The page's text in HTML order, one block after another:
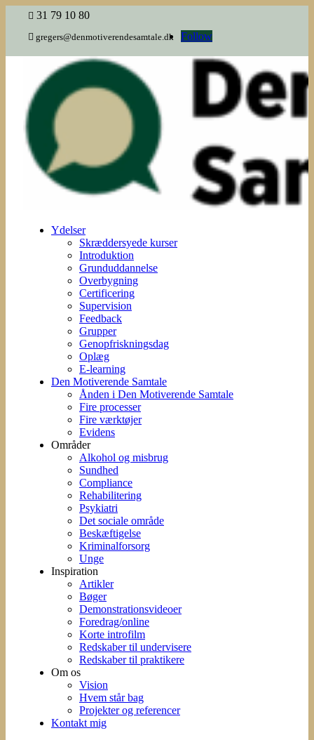
 31 79 10 80
 gregers@denmotiverendesamtale.dk Follow
Ydelser
Skræddersyede kurser
Introduktion
Grunduddannelse
Overbygning
Certificering
Supervision
Feedback
Grupper
Genopfriskningsdag
Oplæg
E-learning
Den Motiverende Samtale
Ånden i Den Motiverende Samtale
Fire processer
Fire værktøjer
Evidens
Områder
Alkohol og misbrug
Sundhed
Compliance
Rehabilitering
Psykiatri
Det sociale område
Beskæftigelse
Kriminalforsorg
Unge
Inspiration
Artikler
Bøger
Demonstrationsvideoer
Foredrag/online
Korte introfilm
Redskaber til undervisere
Redskaber til praktikere
Om os
Vision
Hvem står bag
Projekter og referencer
Kontakt mig